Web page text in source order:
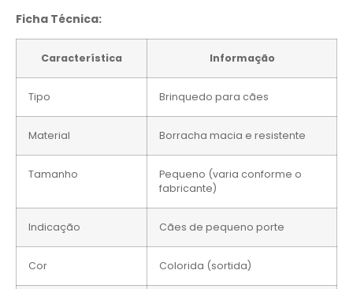
Ficha Técnica:
Característica Informação
Tipo Brinquedo para cães
Material Borracha macia e resistente
Tamanho
Pequeno (varia conforme o
fabricante)
Indicação Cães de pequeno porte
Cor Colorida (sortida)